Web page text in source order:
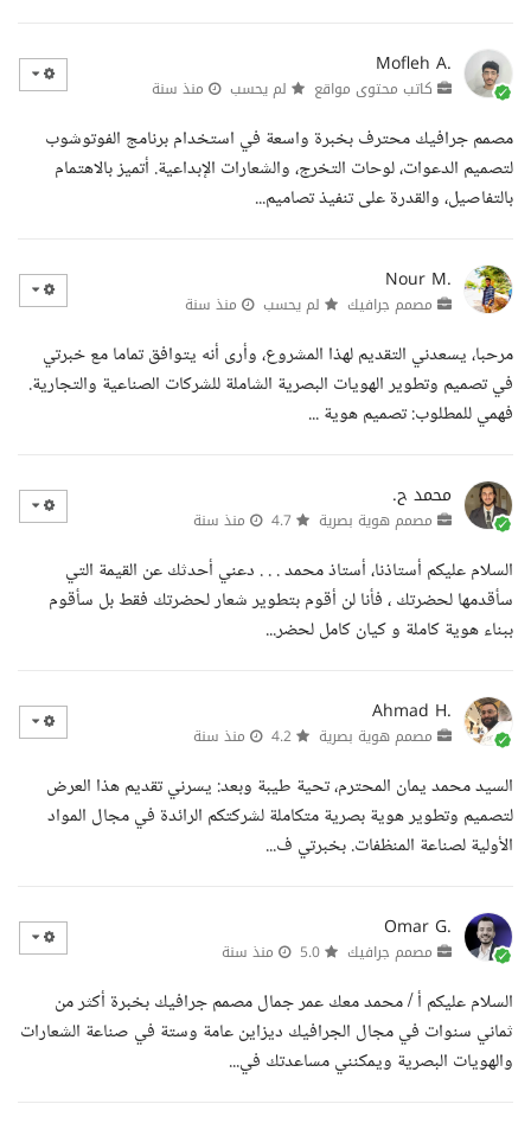
Mofleh A.
كاتب محتوى مواقع لم يحسب منذ سنة
مصمم جرافيك محترف بخبرة واسعة في استخدام برنامج الفوتوشوب
لتصميم الدعوات، لوحات التخرج، والشعارات الإبداعية. أتميز بالاهتمام
بالتفاصيل، والقدرة على تنفيذ تصاميم...
Nour M.
مصمم جرافيك لم يحسب منذ سنة
مرحبا، يسعدني التقديم لهذا المشروع، وأرى أنه يتوافق تماما مع خبرتي
في تصميم وتطوير الهويات البصرية الشاملة للشركات الصناعية والتجارية.
فهمي للمطلوب: تصميم هوية ...
محمد ح.
مصمم هوية بصرية منذ سنة
السلام عليكم أستاذنا، أستاذ محمد . . . دعني أحدثك عن القيمة التي
سأقدمها لحضرتك ، فأنا لن أقوم بتطوير شعار لحضرتك فقط بل سأقوم
ببناء هوية كاملة و كيان كامل لحضر...
Ahmad H.
مصمم هوية بصرية منذ سنة
السيد محمد يمان المحترم، تحية طيبة وبعد: يسرني تقديم هذا العرض
لتصميم وتطوير هوية بصرية متكاملة لشركتكم الرائدة في مجال المواد
الأولية لصناعة المنظفات. بخبرتي ف...
Omar G.
مصمم جرافيك منذ سنة
السلام عليكم أ / محمد معك عمر جمال مصمم جرافيك بخبرة أكثر من
ثماني سنوات في مجال الجرافيك ديزاين عامة وستة في صناعة الشعارات
والهويات البصرية ويمكنني مساعدتك في...